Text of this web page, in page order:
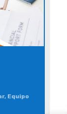
, Equipo